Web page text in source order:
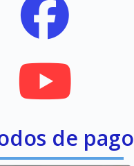
de pago